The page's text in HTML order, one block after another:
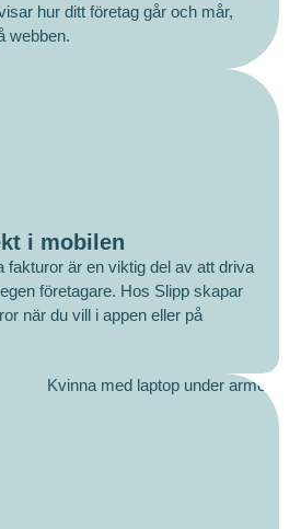
hur ditt företag går och mår,
webben.
i mobilen
fakturor är en viktig del av att driva
företagare. Hos Slipp skapar
när du vill i appen eller på